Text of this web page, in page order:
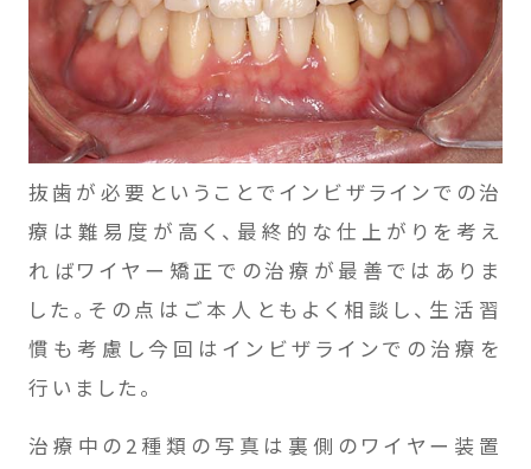
抜歯が必要ということでインビザラインでの治
療は難易度が高く、最終的な仕上がりを考え
ればワイヤー矯正での治療が最善ではありま
した。その点はご本人ともよく相談し、生活習
慣も考慮し今回はインビザラインでの治療を
行いました。
治療中の2種類の写真は裏側のワイヤー装置